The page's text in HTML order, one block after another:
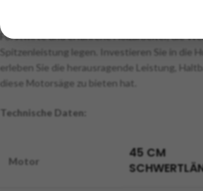
Forstwirte und erfahrene Holzarbeiter, die
Spitzenleistung legen. Investieren Sie in die
erleben Sie die herausragende Leistung,
diese Motorsäge zu bieten hat.
Technische Daten:
Motor
45 CM